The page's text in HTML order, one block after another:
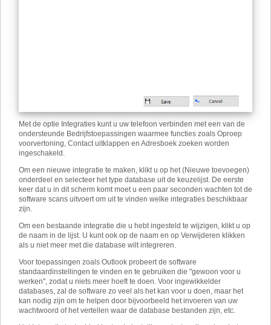
Met de optie Integraties kunt u uw telefoon verbinden met een van de
ondersteunde Bedrijfstoepassingen waarmee functies zoals Oproep
voorvertoning, Contact uitklappen en Adresboek zoeken worden
ingeschakeld.
Om een ​​nieuwe integratie te maken, klikt u op het (Nieuwe toevoegen)
onderdeel en selecteer het type database uit de keuzelijst. De eerste
keer dat u in dit scherm komt moet u een paar seconden wachten tot de
software scans uitvoert om uit te vinden welke integraties beschikbaar
zijn.
Om een bestaande integratie die u hebt ingesteld te wijzigen, klikt u op
de naam in de lijst. U kunt ook op de naam en op Verwijderen klikken
als u niet meer met die database wilt integreren.
Voor toepassingen zoals Outlook probeert de software
standaardinstellingen te vinden en te gebruiken die "gewoon voor u
werken", zodat u niets meer hoeft te doen. Voor ingewikkelder
databases, zal de software zo veel als het kan voor u doen, maar het
kan nodig zijn om te helpen door bijvoorbeeld het invoeren van uw
wachtwoord of het vertellen waar de database bestanden zijn, etc.